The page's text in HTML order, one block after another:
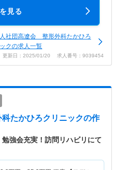
見る
社団高遼会 整形外科たかひろ
クの求人一覧
更新日：2025/01/20 求人番号：9039454
たかひろクリニックの作
勉強会充実！訪問リハビリにて